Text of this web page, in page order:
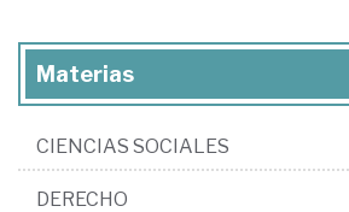
Materias
CIENCIAS SOCIALES
DERECHO